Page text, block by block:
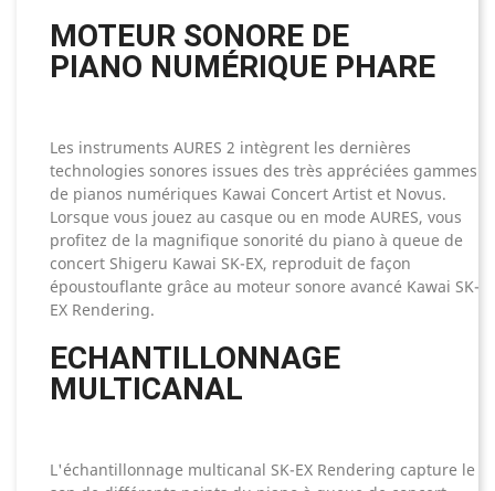
MOTEUR SONORE DE
PIANO NUMÉRIQUE PHARE
Les instruments AURES 2 intègrent les dernières
technologies sonores issues des très appréciées gammes
de pianos numériques Kawai Concert Artist et Novus.
Lorsque vous jouez au casque ou en mode AURES, vous
profitez de la magnifique sonorité du piano à queue de
concert Shigeru Kawai SK-EX, reproduit de façon
époustouflante grâce au moteur sonore avancé Kawai SK-
EX Rendering.
ECHANTILLONNAGE
MULTICANAL
L'échantillonnage multicanal SK-EX Rendering capture le